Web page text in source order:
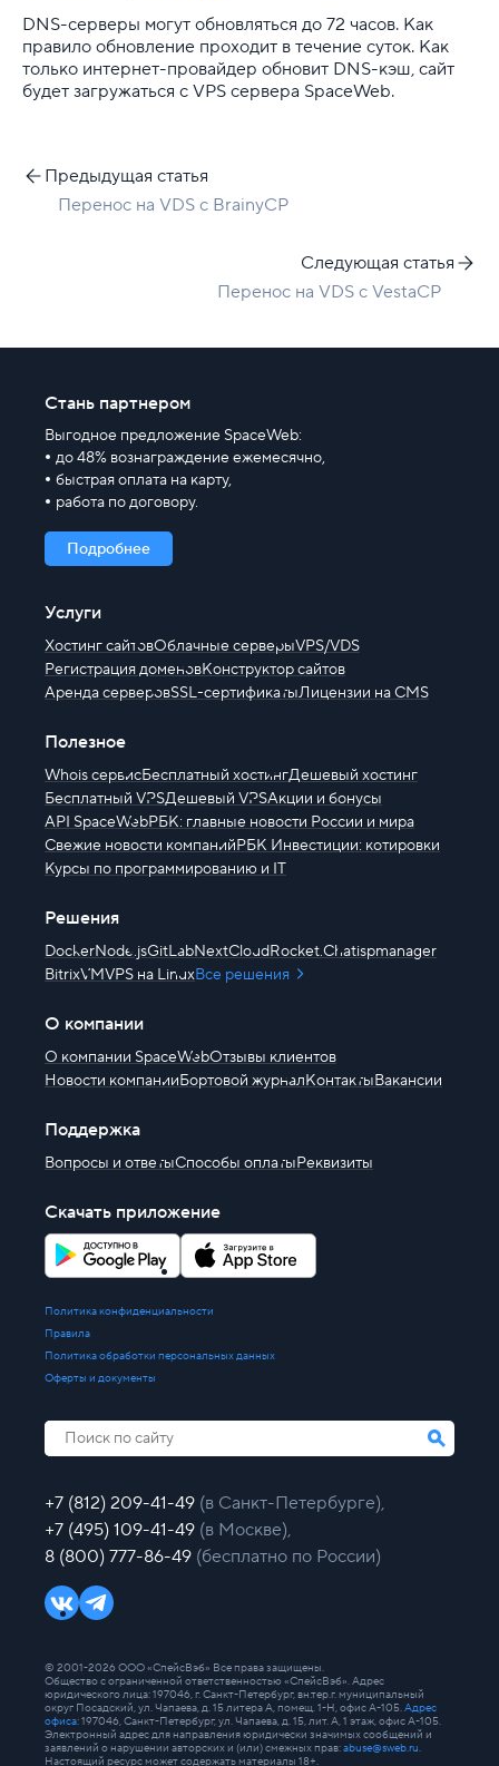
DNS-серверы могут обновляться до 72 часов. Как
правило обновление проходит в течение суток. Как
только интернет-провайдер обновит DNS-кэш, сайт
будет загружаться с VPS сервера SpaceWeb.
Предыдущая статья
Перенос на VDS c BrainyCP
Следующая статья
Перенос на VDS с VestaCP
Стань партнером
Выгодное предложение SpaceWeb:
до 48% вознаграждение ежемесячно,
быстрая оплата на карту,
работа по договору.
Подробнее
Услуги
Хостинг сайтовОблачные серверыVPS/VDS
Регистрация доменовКонструктор сайтов
Аренда серверовSSL-сертификатыЛицензии на CMS
Полезное
Whois сервисБесплатный хостингДешевый хостинг
Бесплатный VPSДешевый VPSАкции и бонусы
API SpaceWebРБК: главные новости России и мира
Свежие новости компанийРБК Инвестиции: котировки
Курсы по программированию и IT
Решения
DockerNode.jsGitLabNextCloudRocket.Chatispmanager
BitrixVMVPS на LinuxВсе решения
О компании
О компании SpaceWebОтзывы клиентов
Новости компанииБортовой журналКонтактыВакансии
Поддержка
Вопросы и ответыСпособы оплатыРеквизиты
Скачать приложение
Политика конфиденциальности
Правила
Политика обработки персональных данных
Оферты и документы
+7 (812) 209-41-49 (в Санкт-Петербурге),
+7 (495) 109-41-49 (в Москве),
8 (800) 777-86-49 (бесплатно по России)
© 2001-2026 ООО «СпейсВэб» Все права защищены.
Общество с ограниченной ответственностью «СпейсВэб». Адрес
юридического лица: 197046, г. Санкт-Петербург, вн.тер.г. муниципальный
округ Посадский, ул. Чапаева, д. 15 литера А, помещ. 1-Н, офис А-105. Адрес
офиса: 197046, Санкт-Петербург, ул. Чапаева, д. 15, лит. А, 1 этаж, офис А-105.
Электронный адрес для направления юридически значимых сообщений и
заявлений о нарушении авторских и (или) смежных прав:abuse@sweb.ru
Настоящий ресурс может содержать материалы 18+.